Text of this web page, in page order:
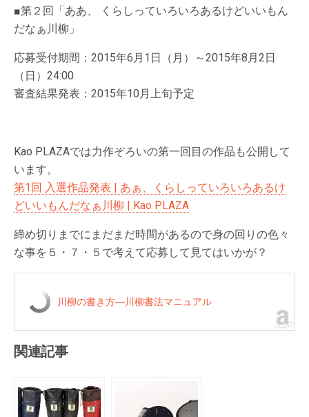
■第２回「ああ、 くらしっていろいろあるけどいいもん
だなぁ川柳」
応募受付期間：2015年6月1日（月）～2015年8月2日
（日）24:00
審査結果発表：2015年10月上旬予定
Kao PLAZAでは力作ぞろいの第一回目の作品も公開して
います。
第1回 入選作品発表 | あぁ、くらしっていろいろあるけ
どいいもんだなぁ川柳 | Kao PLAZA
締め切りまでにまだまだ時間があるので身の回りの色々
な事を５・７・５で考えて応募して見てはいかが？
川柳の書き方―川柳書法マニュアル
関連記事